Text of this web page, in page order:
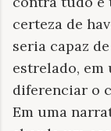
certeza de
seria capaz
estrelado, em
diferenciar o
Em uma